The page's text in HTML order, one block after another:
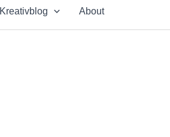
Kreativblog About